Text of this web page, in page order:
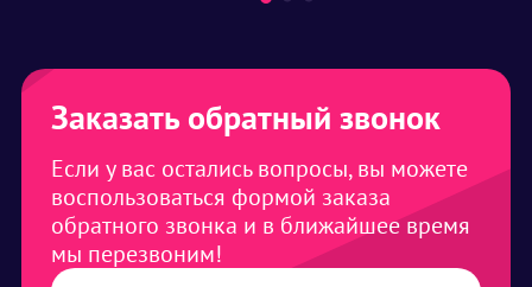
Заказать обратный звонок
Если у вас остались вопросы, вы можете
воспользоваться формой заказа
обратного звонка и в ближайшее время
мы перезвоним!